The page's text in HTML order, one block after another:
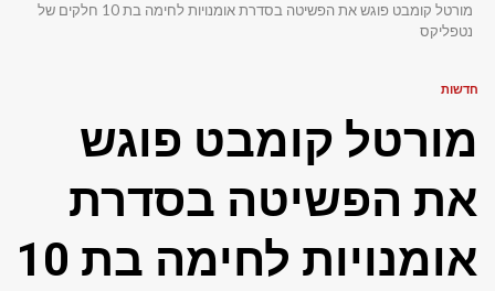
מורטל קומבט פוגש את הפשיטה בסדרת אומנויות לחימה בת 10 חלקים של
נטפליקס
חדשות
מורטל קומבט פוגש
את הפשיטה בסדרת
אומנויות לחימה בת 10